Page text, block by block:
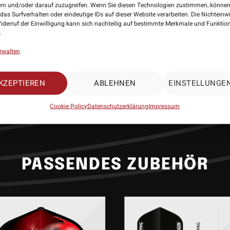
und/oder darauf zuzugreifen. Wenn Sie diesen Technologien zustimmen,
Surfverhalten oder eindeutige IDs auf dieser Website verarbeiten. Die
der Einwilligung kann sich nachteilig auf bestimmte Merkmale und
ABLEHNEN
Cookie PolicyDatenschutzerklärungImpressum
dicke Bauweise aus, die für erhöhte Langlebigkeit und herausragende
Standardform ist optimal für viele verschiedene Wurfstile. Aber was ihn
sind die charakteristischen Designelemente von MVG, darunter
Winmau, sondern auch ein Sammlerstück für jeden Fan von Michael
No2
Micron
3 Exemplare
PASSENDES ZUBEHÖR